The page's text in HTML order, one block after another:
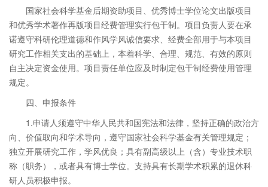
国家社会科学基金后期资助项目、优秀博士学位论文出版项目
和优秀学术著作再版项目经费管理实行包干制。项目负责人要在承
诺遵守科研伦理道德和作风学风诚信要求、经费全部用于与本项目
研究工作相关支出的基础上，本着科学、合理、规范、有效的原则
自主决定资金使用。项目责任单位应及时制定包干制经费使用管理
规定。
四、申报条件
1.申请人须遵守中华人民共和国宪法和法律，坚持正确的政治方
向、价值取向和学术导向，遵守国家社会科学基金有关管理规定；
独立开展研究工作，学风优良；具有副高级以上（含）专业技术职
称（职务），或者具有博士学位。支持具有长期学术积累的退休科
研人员积极申报。